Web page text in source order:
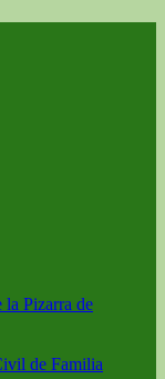
la Pizarra de
de Familia